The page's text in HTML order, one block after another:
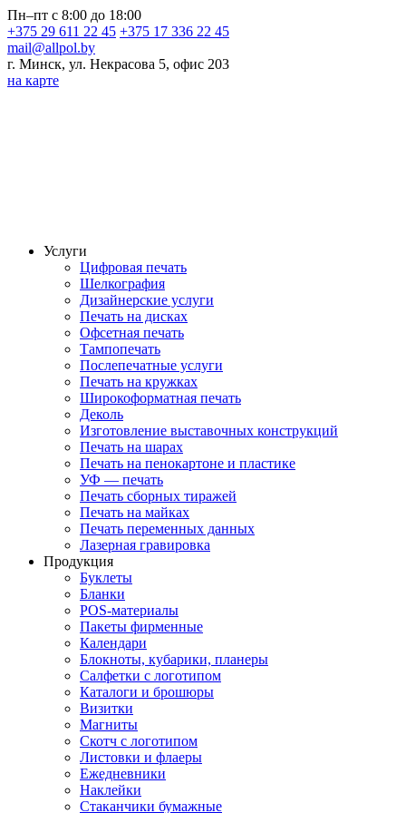
Пн–пт с 8:00 до 18:00
+375 29 611 22 45 +375 17 336 22 45
mail@allpol.by
г. Минск, ул. Некрасова 5, офис 203
на карте
Услуги
Цифровая печать
Шелкография
Дизайнерские услуги
Печать на дисках
Офсетная печать
Тампопечать
Послепечатные услуги
Печать на кружках
Широкоформатная печать
Деколь
Изготовление выставочных конструкций
Печать на шарах
Печать на пенокартоне и пластике
УФ — печать
Печать сборных тиражей
Печать на майках
Печать переменных данных
Лазерная гравировка
Продукция
Буклеты
Бланки
POS-материалы
Пакеты фирменные
Календари
Блокноты, кубарики, планеры
Салфетки с логотипом
Каталоги и брошюры
Визитки
Магниты
Скотч с логотипом
Листовки и флаеры
Ежедневники
Наклейки
Стаканчики бумажные